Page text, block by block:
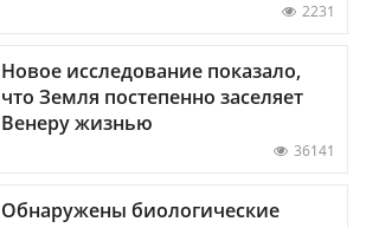
2231
Новое исследование показало,
что Земля постепенно заселяет
Венеру жизнью
36141
Обнаружены биологические